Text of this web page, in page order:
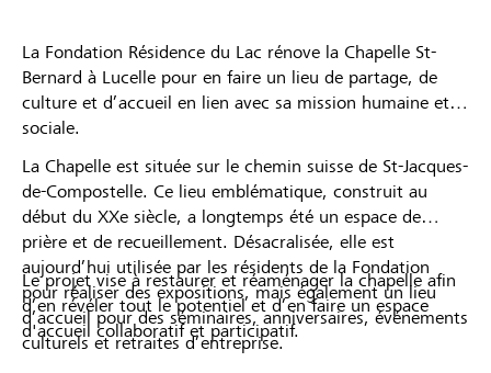
Partner / Raiffeisenbank
Anmelden
Registrieren
DE FR IT
La Fondation Résidence du Lac rénove la Chapelle St-
Bernard à Lucelle pour en faire un lieu de partage, de
culture et d’accueil en lien avec sa mission humaine et
sociale.
La Chapelle est située sur le chemin suisse de St-Jacques-
de-Compostelle. Ce lieu emblématique, construit au
début du XXe siècle, a longtemps été un espace de
prière et de recueillement. Désacralisée, elle est
aujourd’hui utilisée par les résidents de la Fondation
pour réaliser des expositions, mais également un lieu
d’accueil pour des séminaires, anniversaires, événements
culturels et retraites d’entreprise.
Le projet vise à restaurer et réaménager la chapelle afin
d’en révéler tout le potentiel et d’en faire un espace
d'accueil collaboratif et participatif.